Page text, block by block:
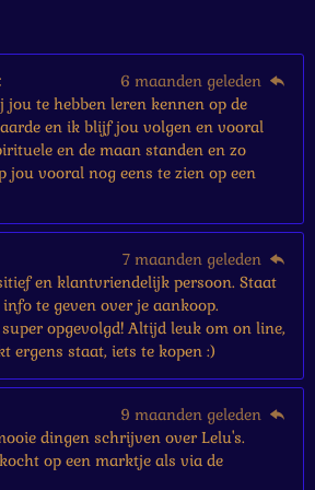
6 maanden geleden
jou te hebben leren kennen op de
en ik blijf jou volgen en vooral
en de maan standen en zo
jou vooral nog eens te zien op een
7 maanden geleden
en klantvriendelijk persoon. Staat
te geven over je aankoop.
opgevolgd! Altijd leuk om on line,
ergens staat, iets te kopen :)
9 maanden geleden
dingen schrijven over Lelu's.
op een marktje als via de